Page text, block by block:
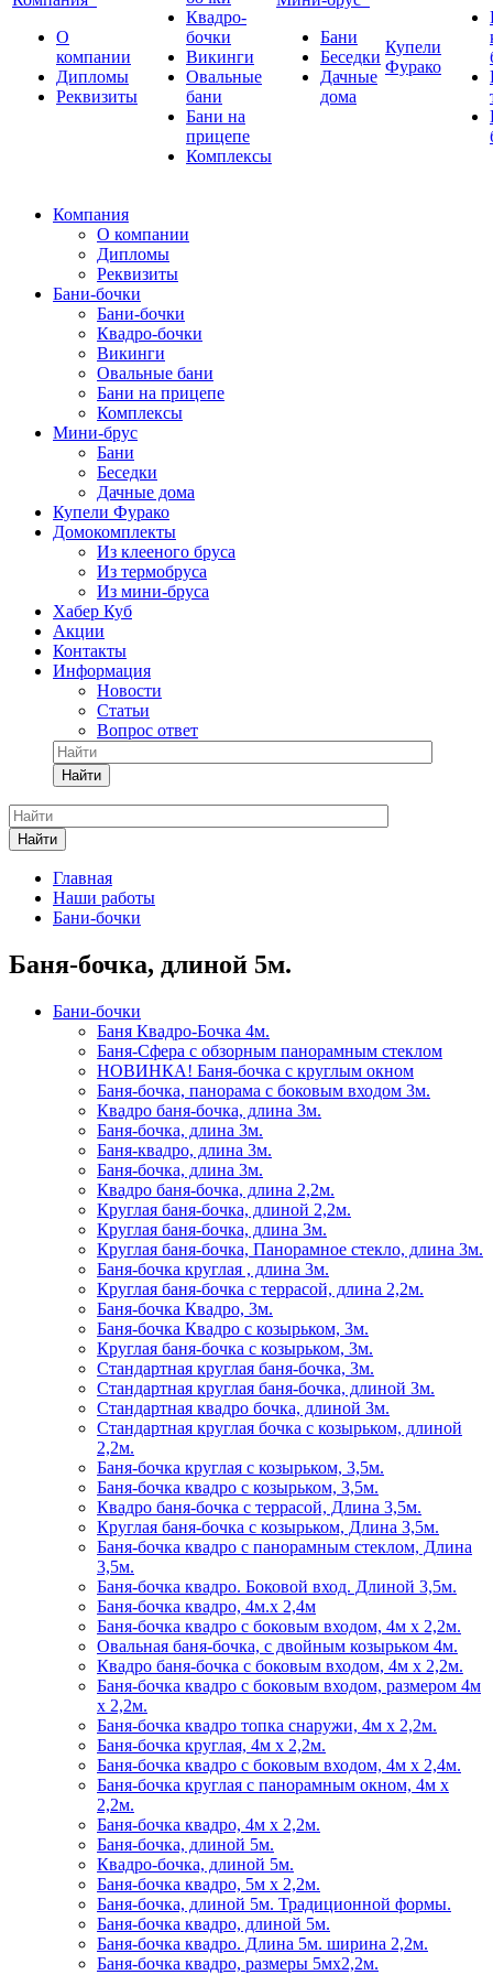
О
компании
Дипломы
Реквизиты
Квадро-
бочки
Викинги
Овальные
бани
Бани на
прицепе
Комплексы
Бани
Беседки
Дачные
дома
Купели
Фурако
Компания
О компании
Дипломы
Реквизиты
Бани-бочки
Бани-бочки
Квадро-бочки
Викинги
Овальные бани
Бани на прицепе
Комплексы
Мини-брус
Бани
Беседки
Дачные дома
Купели Фурако
Домокомплекты
Из клееного бруса
Из термобруса
Из мини-бруса
Хабер Куб
Акции
Контакты
Информация
Новости
Статьи
Вопрос ответ
Найти
Найти
Главная
Наши работы
Бани-бочки
Баня-бочка, длиной 5м.
Бани-бочки
Баня Квадро-Бочка 4м.
Баня-Сфера с обзорным панорамным стеклом
НОВИНКА! Баня-бочка с круглым окном
Баня-бочка, панорама с боковым входом 3м.
Квадро баня-бочка, длина 3м.
Баня-бочка, длина 3м.
Баня-квадро, длина 3м.
Баня-бочка, длина 3м.
Квадро баня-бочка, длина 2,2м.
Круглая баня-бочка, длиной 2,2м.
Круглая баня-бочка, длина 3м.
Круглая баня-бочка, Панорамное стекло, длина 3м.
Баня-бочка круглая , длина 3м.
Круглая баня-бочка с террасой, длина 2,2м.
Баня-бочка Квадро, 3м.
Баня-бочка Квадро с козырьком, 3м.
Круглая баня-бочка с козырьком, 3м.
Стандартная круглая баня-бочка, 3м.
Стандартная круглая баня-бочка, длиной 3м.
Стандартная квадро бочка, длиной 3м.
Стандартная круглая бочка с козырьком, длиной
2,2м.
Баня-бочка круглая с козырьком, 3,5м.
Баня-бочка квадро с козырьком, 3,5м.
Квадро баня-бочка с террасой, Длина 3,5м.
Круглая баня-бочка с козырьком, Длина 3,5м.
Баня-бочка квадро с панорамным стеклом, Длина
3,5м.
Баня-бочка квадро. Боковой вход. Длиной 3,5м.
Баня-бочка квадро, 4м.х 2,4м
Баня-бочка квадро с боковым входом, 4м х 2,2м.
Овальная баня-бочка, с двойным козырьком 4м.
Квадро баня-бочка с боковым входом, 4м х 2,2м.
Баня-бочка квадро с боковым входом, размером 4м
х 2,2м.
Баня-бочка квадро топка снаружи, 4м х 2,2м.
Баня-бочка круглая, 4м х 2,2м.
Баня-бочка квадро с боковым входом, 4м х 2,4м.
Баня-бочка круглая с панорамным окном, 4м х
2,2м.
Баня-бочка квадро, 4м х 2,2м.
Баня-бочка, длиной 5м.
Квадро-бочка, длиной 5м.
Баня-бочка квадро, 5м х 2,2м.
Баня-бочка, длиной 5м. Традиционной формы.
Баня-бочка квадро, длиной 5м.
Баня-бочка квадро. Длина 5м. ширина 2,2м.
Баня-бочка квадро, размеры 5мх2,2м.